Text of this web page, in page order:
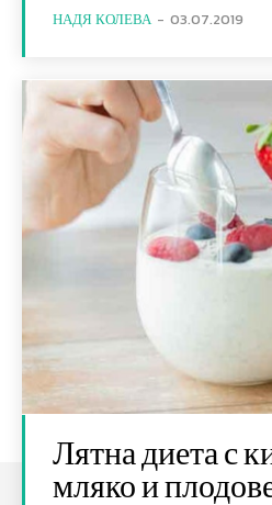
НАДЯ КОЛЕВА - 03.07.2019
Лятна диета с
мляко и